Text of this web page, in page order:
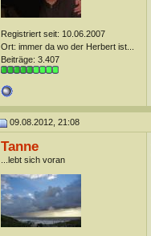
Registriert seit: 10.06.2007
Ort: immer da wo der Herbert ist...
Beiträge: 3.407
09.08.2012, 21:08
Tanne
...lebt sich voran